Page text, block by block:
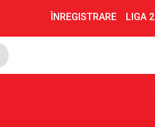
ÎNREGISTRARE LIGA 2